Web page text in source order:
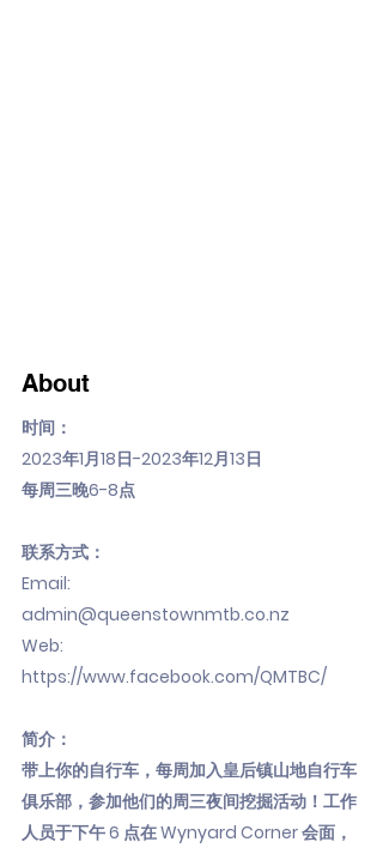
About
时间：
2023年1月18日-2023年12月13日
每周三晚6-8点
联系方式：
Email:
admin@queenstownmtb.co.nz
Web:
https://www.facebook.com/QMTBC/
简介：
带上你的自行车，每周加入皇后镇山地自行车
俱乐部，参加他们的周三夜间挖掘活动！工作
人员于下午 6 点在 Wynyard Corner 会面，